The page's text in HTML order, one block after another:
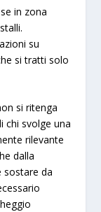
in zona
su
si tratti solo
si ritenga
chi svolge una
rilevante
dalla
sostare da